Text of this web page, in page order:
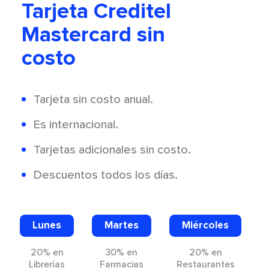
Tarjeta Creditel
Mastercard sin
costo
Tarjeta sin costo anual.
Es internacional.
Tarjetas adicionales sin costo.
Descuentos todos los días.
Lunes Martes Miércoles
20% en
Librerías
30% en
Farmacias
20% en
Restaurantes